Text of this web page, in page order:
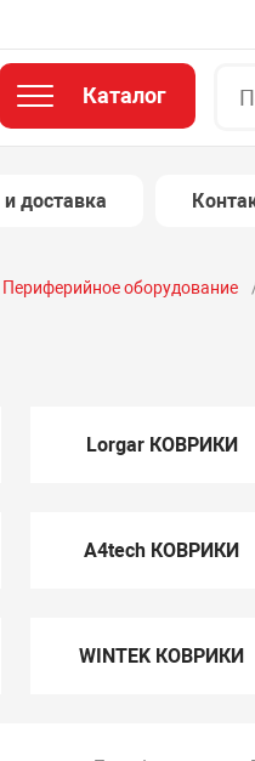
Каталог
доставка
Периферийное оборудование
Lorgar КОВРИКИ
A4tech КОВРИКИ
WINTEK КОВРИКИ